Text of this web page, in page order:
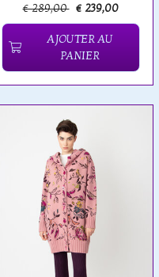
€ 289,00 € 239,00
AJOUTER AU
PANIER